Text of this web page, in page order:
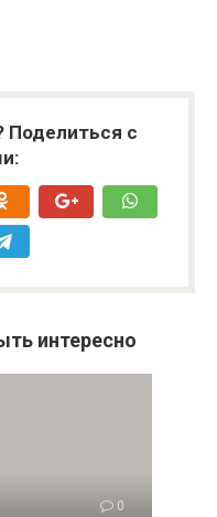
Поделиться с
интересно
0